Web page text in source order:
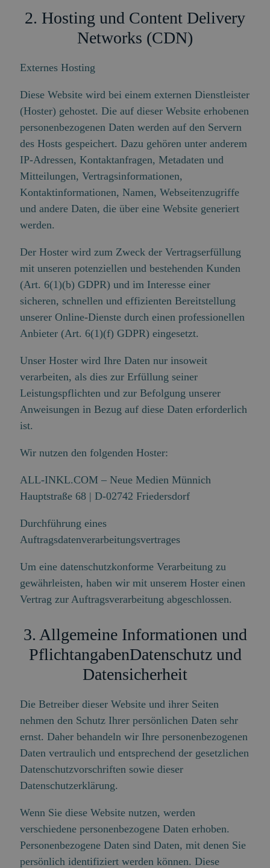
2. Hosting und Content Delivery
Networks (CDN)
Externes Hosting
Diese Website wird bei einem externen Dienstleister
(Hoster) gehostet. Die auf dieser Website erhobenen
personenbezogenen Daten werden auf den Servern
des Hosts gespeichert. Dazu gehören unter anderem
IP-Adressen, Kontaktanfragen, Metadaten und
Mitteilungen, Vertragsinformationen,
Kontaktinformationen, Namen, Webseitenzugriffe
und andere Daten, die über eine Website generiert
werden.
Der Hoster wird zum Zweck der Vertragserfüllung
mit unseren potenziellen und bestehenden Kunden
(Art. 6(1)(b) GDPR) und im Interesse einer
sicheren, schnellen und effizienten Bereitstellung
unserer Online-Dienste durch einen professionellen
Anbieter (Art. 6(1)(f) GDPR) eingesetzt.
Unser Hoster wird Ihre Daten nur insoweit
verarbeiten, als dies zur Erfüllung seiner
Leistungspflichten und zur Befolgung unserer
Anweisungen in Bezug auf diese Daten erforderlich
ist.
Wir nutzen den folgenden Hoster:
ALL-INKL.COM – Neue Medien Münnich
Hauptstraße 68 | D-02742 Friedersdorf
Durchführung eines
Auftragsdatenverarbeitungsvertrages
Um eine datenschutzkonforme Verarbeitung zu
gewährleisten, haben wir mit unserem Hoster einen
Vertrag zur Auftragsverarbeitung abgeschlossen.
3. Allgemeine Informationen und
PflichtangabenDatenschutz und
Datensicherheit
Die Betreiber dieser Website und ihrer Seiten
nehmen den Schutz Ihrer persönlichen Daten sehr
ernst. Daher behandeln wir Ihre personenbezogenen
Daten vertraulich und entsprechend der gesetzlichen
Datenschutzvorschriften sowie dieser
Datenschutzerklärung.
Wenn Sie diese Website nutzen, werden
verschiedene personenbezogene Daten erhoben.
Personenbezogene Daten sind Daten, mit denen Sie
persönlich identifiziert werden können. Diese